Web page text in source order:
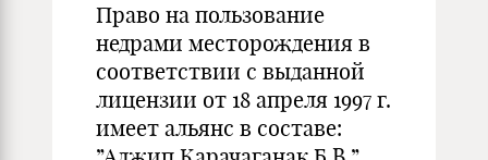
Право на пользование
недрами месторождения в
соответствии с выданной
лицензии от 18 апреля 1997 г.
имеет альянс в составе: